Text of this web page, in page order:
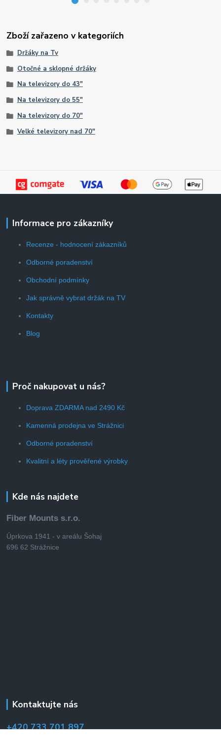
Zboží zařazeno v kategoriích
Držáky na Tv
Otočné a sklopné držáky
Na televizory do 43"
Na televizory do 55"
Na televizory do 70"
Velké televizory nad 70"
Informace pro zákazníky
Recenze - hodnocení zákazníků
Odborné poradenství
Obchodní podmínky
Jak správně vybrat držák na TV
Kontakty
Blog
Proč nakupovat u nás?
Doprava ZDARMA nad 2490 Kč
Kamenná prodejna ve Strážnici
Odborné poradenství
Kvalitní a léty prověřené výrobky
Kde nás najdete
Fiber Mounts s.r.o.
Úprkova 1941 - v areálu Šohaj
696 62 Strážnice
Kontaktujte nás
+420 733 701 897